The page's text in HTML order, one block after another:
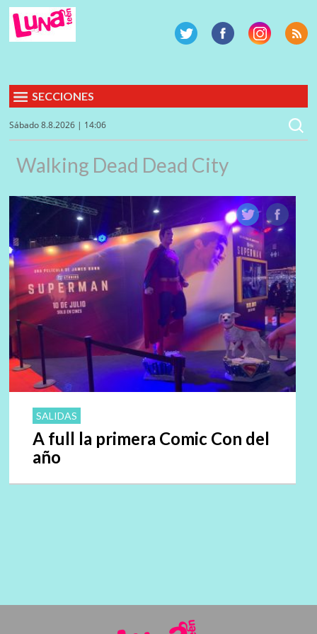
SECCIONES
Sábado 8.8.2026 | 14:06
Walking Dead Dead City
SALIDAS
A full la primera Comic Con del
año